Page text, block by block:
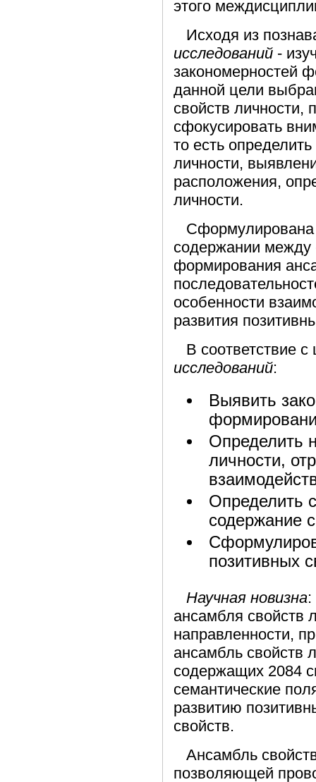
этого
Исходя из
исследований -
закономерностей
данной цели
свойств личности,
сфокусировать
то есть определить
личности,
расположения,
личности.
содержании между
формирования
особенности
развития
В соответствие
исследований:
Выявить
Определить
личности,
Определить
содержание
позитивных
Научная новизна:
ансамбля свойств
направленности,
ансамбль свойств
содержащих 2084
семантические
развитию
свойств.
Ансамбль
позволяющей